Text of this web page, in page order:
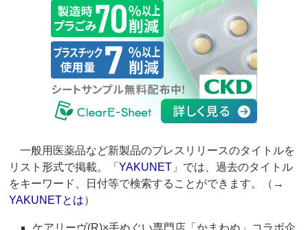
一般用医薬品など新製品のプレスリリースのタイトルを
リスト形式で掲載。「YAKUNET 」では、過去のタイトル
をキーワード、日付等で検索することができます。（→
YAKUNETとは）